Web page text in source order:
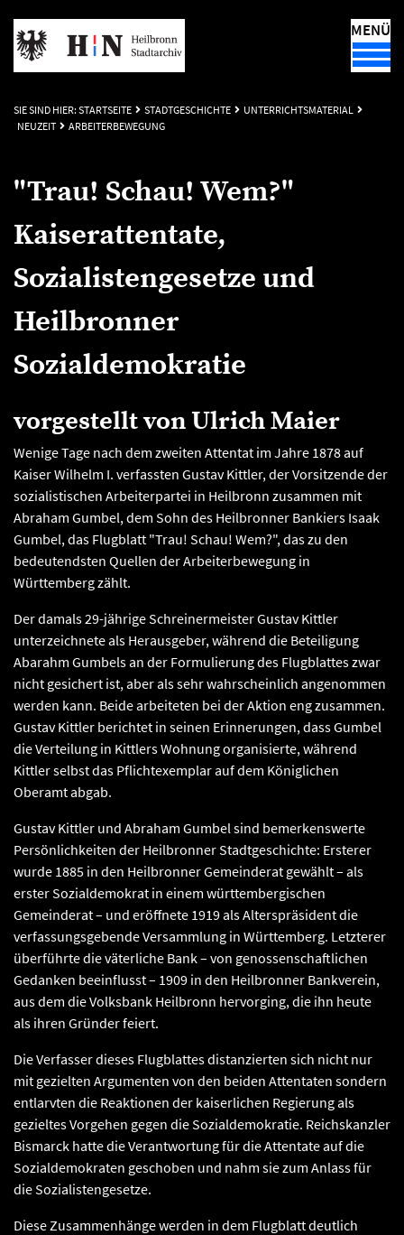
MENÜ
SIE SIND HIER: STARTSEITE STADTGESCHICHTE
UNTERRICHTSMATERIAL
NEUZEIT
ARBEITERBEWEGUNG
"Trau! Schau! Wem?"
Kaiserattentate,
Sozialistengesetze und
Heilbronner
Sozialdemokratie
vorgestellt von Ulrich Maier
Wenige Tage nach dem zweiten Attentat im Jahre 1878 auf
Kaiser Wilhelm I. verfassten Gustav Kittler, der Vorsitzende der
sozialistischen Arbeiterpartei in Heilbronn zusammen mit
Abraham Gumbel, dem Sohn des Heilbronner Bankiers Isaak
Gumbel, das Flugblatt "Trau! Schau! Wem?", das zu den
bedeutendsten Quellen der Arbeiterbewegung in
Württemberg zählt.
Der damals 29-jährige Schreinermeister Gustav Kittler
unterzeichnete als Herausgeber, während die Beteiligung
Abarahm Gumbels an der Formulierung des Flugblattes zwar
nicht gesichert ist, aber als sehr wahrscheinlich angenommen
werden kann. Beide arbeiteten bei der Aktion eng zusammen.
Gustav Kittler berichtet in seinen Erinnerungen, dass Gumbel
die Verteilung in Kittlers Wohnung organisierte, während
Kittler selbst das Pflichtexemplar auf dem Königlichen
Oberamt abgab.
Gustav Kittler und Abraham Gumbel sind bemerkenswerte
Persönlichkeiten der Heilbronner Stadtgeschichte: Ersterer
wurde 1885 in den Heilbronner Gemeinderat gewählt – als
erster Sozialdemokrat in einem württembergischen
Gemeinderat – und eröffnete 1919 als Alterspräsident die
verfassungsgebende Versammlung in Württemberg. Letzterer
überführte die väterliche Bank – von genossenschaftlichen
Gedanken beeinflusst – 1909 in den Heilbronner Bankverein,
aus dem die Volksbank Heilbronn hervorging, die ihn heute
als ihren Gründer feiert.
Die Verfasser dieses Flugblattes distanzierten sich nicht nur
mit gezielten Argumenten von den beiden Attentaten sondern
entlarvten die Reaktionen der kaiserlichen Regierung als
gezieltes Vorgehen gegen die Sozialdemokratie. Reichskanzler
Bismarck hatte die Verantwortung für die Attentate auf die
Sozialdemokraten geschoben und nahm sie zum Anlass für
die Sozialistengesetze.
Diese Zusammenhänge werden in dem Flugblatt deutlich